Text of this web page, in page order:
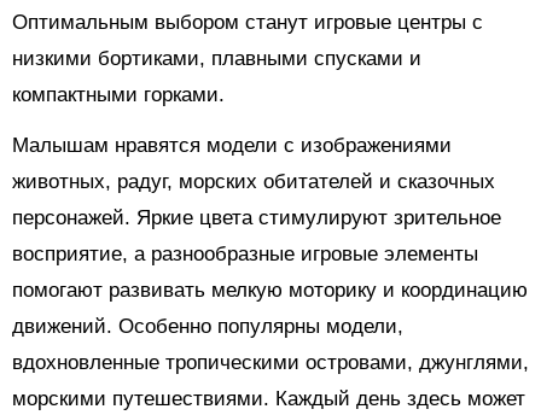
Оптимальным выбором станут игровые центры с
низкими бортиками, плавными спусками и
компактными горками.
Малышам нравятся модели с изображениями
животных, радуг, морских обитателей и сказочных
персонажей. Яркие цвета стимулируют зрительное
восприятие, а разнообразные игровые элементы
помогают развивать мелкую моторику и координацию
движений. Особенно популярны модели,
вдохновленные тропическими островами, джунглями,
морскими путешествиями. Каждый день здесь может